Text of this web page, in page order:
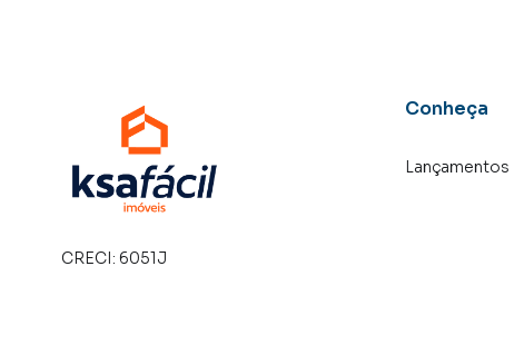
CRECI: 6051J
Conheça
Lançamentos